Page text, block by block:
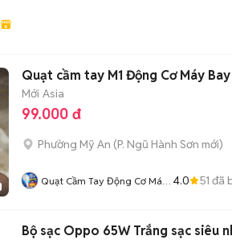
Quạt cầm tay M1 Động Cơ Máy
Mới Asia
99.000 đ
Phường Mỹ An (P. Ngũ Hành Sơn mới)
Quạt Cầm Tay Động Cơ Máy 4.0 51 đã
Bộ sạc Oppo 65W Trắng sạc siêu